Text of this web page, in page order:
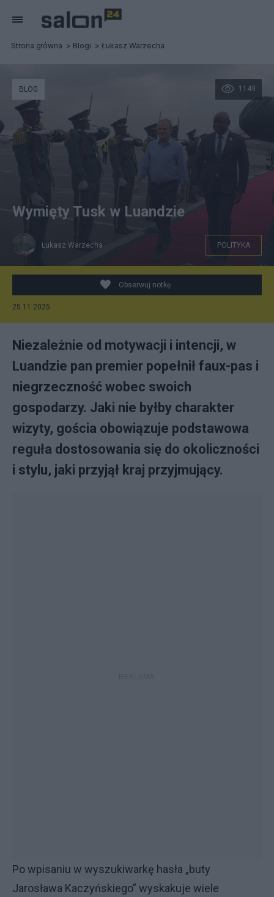
Strona główna Blogi Łukasz Warzecha
X KPRM
1149
BLOG
Wymięty Tusk w Luandzie
Łukasz Warzecha POLITYKA
Obserwuj notkę
25.11.2025
Niezależnie od motywacji i intencji, w
Luandzie pan premier popełnił faux-pas i
niegrzeczność wobec swoich
gospodarzy. Jaki nie byłby charakter
wizyty, gościa obowiązuje podstawowa
reguła dostosowania się do okoliczności
i stylu, jaki przyjął kraj przyjmujący.
Po wpisaniu w wyszukiwarkę hasła „buty
Jarosława Kaczyńskiego” wyskakuje wiele